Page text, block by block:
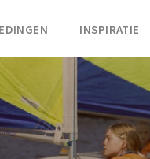
INSPIRATIE